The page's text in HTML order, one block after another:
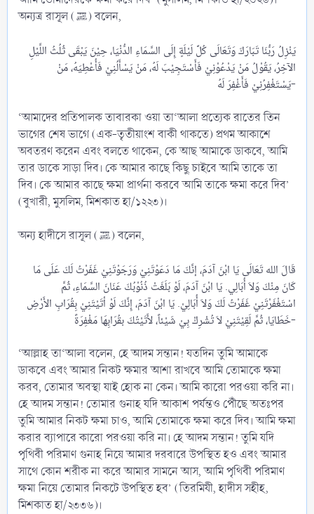
অন্যত্র রাসূল (ﷺ) বলেন,
يَنْزِلُ رَبُّنَا تَبَارَكَ وَتَعَالَى كُلَّ لَيْلَةٍ إِلَى السَّمَاءِ الدُّنْيَا، حِيْنَ يَبْقَى ثُلُثُ اللَّيْلِ
الآخِرُ، يَقُوْلُ مَنْ يَدْعُوْنِيْ فَأَسْتَجِيْبَ لَهُ، مَنْ يَسْأَلُنِيْ فَأُعْطِيَهُ، مَنْ
يَسْتَغْفِرُنِيْ فَأَغْفِرَ لَهُ-​
‘আমাদের প্রতিপালক তাবারকা ওয়া তা‘আলা প্রত্যেক রাতের তিন
ভাগের শেষ ভাগে (এক-তৃতীয়াংশ বাকী থাকতে) প্রথম আকাশে
অবতরণ করেন এবং বলতে থাকেন, কে আছ আমাকে ডাকবে, আমি
তার ডাকে সাড়া দিব। কে আমার কাছে কিছু চাইবে আমি তাকে তা
দিব। কে আমার কাছে ক্ষমা প্রার্থনা করবে আমি তাকে ক্ষমা করে দিব’
(বুখারী, মুসলিম, মিশকাত হা/১২২৩)।
অন্য হাদীসে রাসূল (ﷺ) বলেন,
قَالَ الله تَعَالَى يَا ابْنَ آدَمَ، إنَّكَ مَا دَعَوْتَنِيْ وَرَجَوْتَنِيْ غَفَرْتُ لَكَ عَلَى مَا
كَانَ مِنْكَ وَلاَ أُبَالِي. يَا ابْنَ آدَمَ، لَوْ بَلَغَتْ ذُنُوْبُكَ عَنَانَ السَّمَاءِ، ثُمَّ
اسْتَغْفَرْتَنِيْ غَفَرْتُ لَكَ وَلاَ أُبَالِيْ. يَا ابْنَ آدَمَ، إِنَّكَ لَوْ أتَيْتَنِيْ بِقُرَابِ الأَرْضِ
خَطَايَا، ثُمَّ لَقِيْتَنِيْ لاَ تُشْرِكْ بِيْ شَيْئاً، لأَتَيْتُكَ بقُرَابِهَا مَغْفِرَةً-​
‘আল্লাহ তা‘আলা বলেন, হে আদম সন্তান! যতদিন তুমি আমাকে
ডাকবে এবং আমার নিকট ক্ষমার আশা রাখবে আমি তোমাকে ক্ষমা
করব, তোমার অবস্থা যাই হোক না কেন। আমি কারো পরওয়া করি না।
হে আদম সন্তান! তোমার গুনাহ যদি আকাশ পর্যন্তও পৌঁছে অতঃপর
তুমি আমার নিকট ক্ষমা চাও, আমি তোমাকে ক্ষমা করে দিব। আমি ক্ষমা
করার ব্যাপারে কারো পরওয়া করি না। হে আদম সন্তান! তুমি যদি
পৃথিবী পরিমাণ গুনাহ নিয়ে আমার দরবারে উপস্থিত হও এবং আমার
সাথে কোন শরীক না করে আমার সামনে আস, আমি পৃথিবী পরিমাণ
ক্ষমা নিয়ে তোমার নিকটে উপস্থিত হব’ (তিরমিযী, হাদীস সহীহ,
মিশকাত হা/২৩৩৬)।